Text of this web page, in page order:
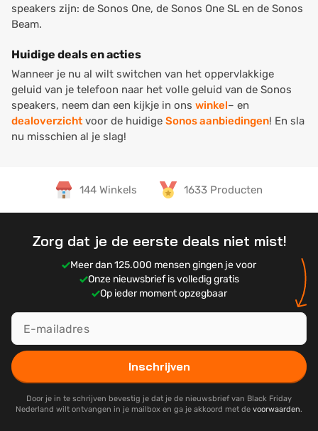
speakers zijn: de Sonos One, de Sonos One SL en de Sonos
Beam.
Huidige deals en acties
Wanneer je nu al wilt switchen van het oppervlakkige
geluid van je telefoon naar het volle geluid van de Sonos
speakers, neem dan een kijkje in ons winkel– en
dealoverzicht voor de huidige Sonos aanbiedingen! En sla
nu misschien al je slag!
144 Winkels 1633 Producten
Zorg dat je de eerste deals niet mist!
Meer dan 125.000 mensen gingen je voor
Onze nieuwsbrief is volledig gratis
Op ieder moment opzegbaar
Inschrijven
Door je in te schrijven bevestig je dat je de nieuwsbrief van Black Friday
Nederland wilt ontvangen in je mailbox en ga je akkoord met de voorwaarden.